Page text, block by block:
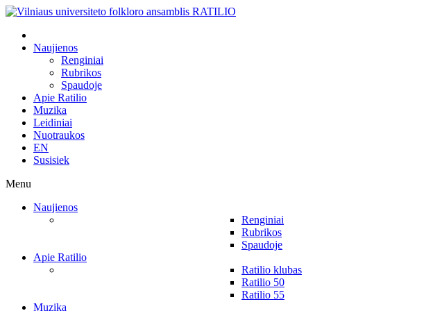
Naujienos
Renginiai
Rubrikos
Spaudoje
Apie Ratilio
Muzika
Leidiniai
Nuotraukos
EN
Susisiek
Menu
Naujienos
Renginiai
Rubrikos
Spaudoje
Apie Ratilio
Ratilio klubas
Ratilio 50
Ratilio 55
Muzika